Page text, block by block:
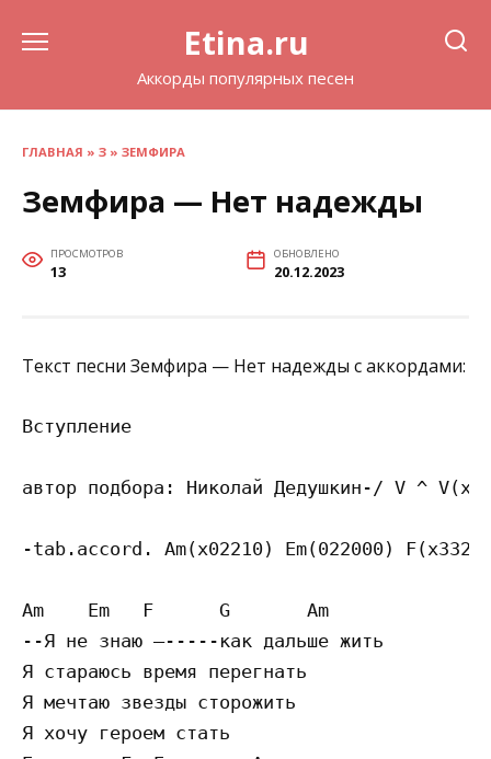
Etina.ru
Аккорды популярных песен
ГЛАВНАЯ » З » ЗЕМФИРА
Земфира — Нет надежды
ПРОСМОТРОВ
13
ОБНОВЛЕНО
20.12.2023
Текст песни Земфира — Нет надежды с аккордами:
Вступление
автор подбора: Николай Дедушкин-/ V ^
-tab.accord. Am(x02210) Em(022000)
Am    Em   F      G       Am
--Я не знаю —-----как дальше жить
Я стараюсь время перегнать
Я мечтаю звезды сторожить
Я хочу героем стать